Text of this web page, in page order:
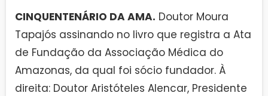
CINQUENTENÁRIO DA AMA. Doutor Moura
Tapajós assinando no livro que registra a Ata
de Fundação da Associação Médica do
Amazonas, da qual foi sócio fundador. À
direita: Doutor Aristóteles Alencar, Presidente